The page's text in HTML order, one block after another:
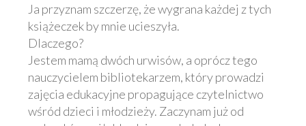
Ja przyznam szczerzę, że wygrana każdej z tych
książeczek by mnie ucieszyła.
Dlaczego?
Jestem mamą dwóch urwisów, a oprócz tego
nauczycielem bibliotekarzem, który prowadzi
zajęcia edukacyjne propagujące czytelnictwo
wśród dzieci i młodzieży. Zaczynam już od